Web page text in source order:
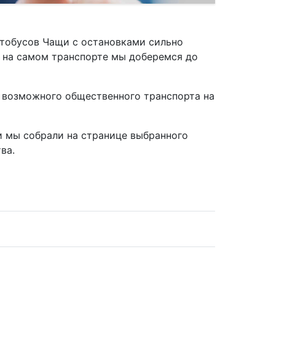
Чащи с остановками сильно
самом транспорте мы доберемся до
общественного транспорта на
собрали на странице выбранного